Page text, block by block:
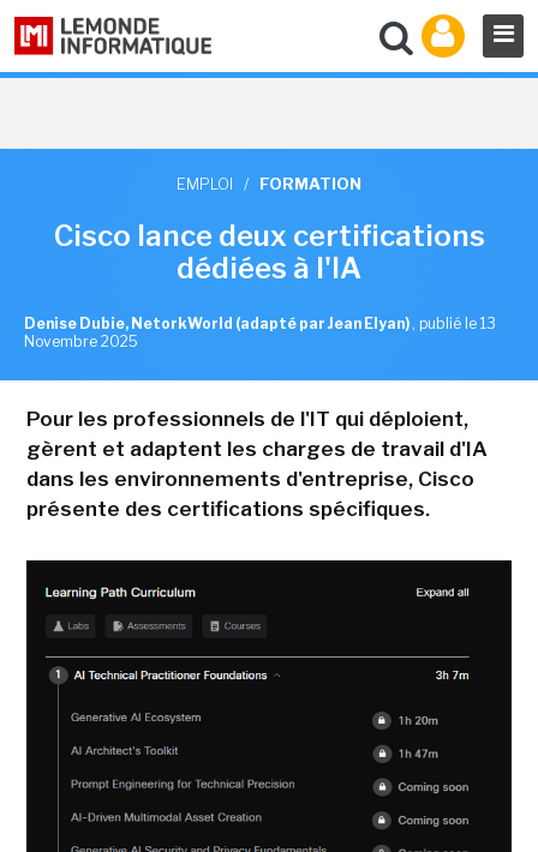
EMPLOI / FORMATION
Cisco lance deux certifications
dédiées à l'IA
Denise Dubie, NetorkWorld (adapté par Jean Elyan) , publié le 13
Novembre 2025
Pour les professionnels de l'IT qui déploient,
gèrent et adaptent les charges de travail d'IA
dans les environnements d'entreprise, Cisco
présente des certifications spécifiques.